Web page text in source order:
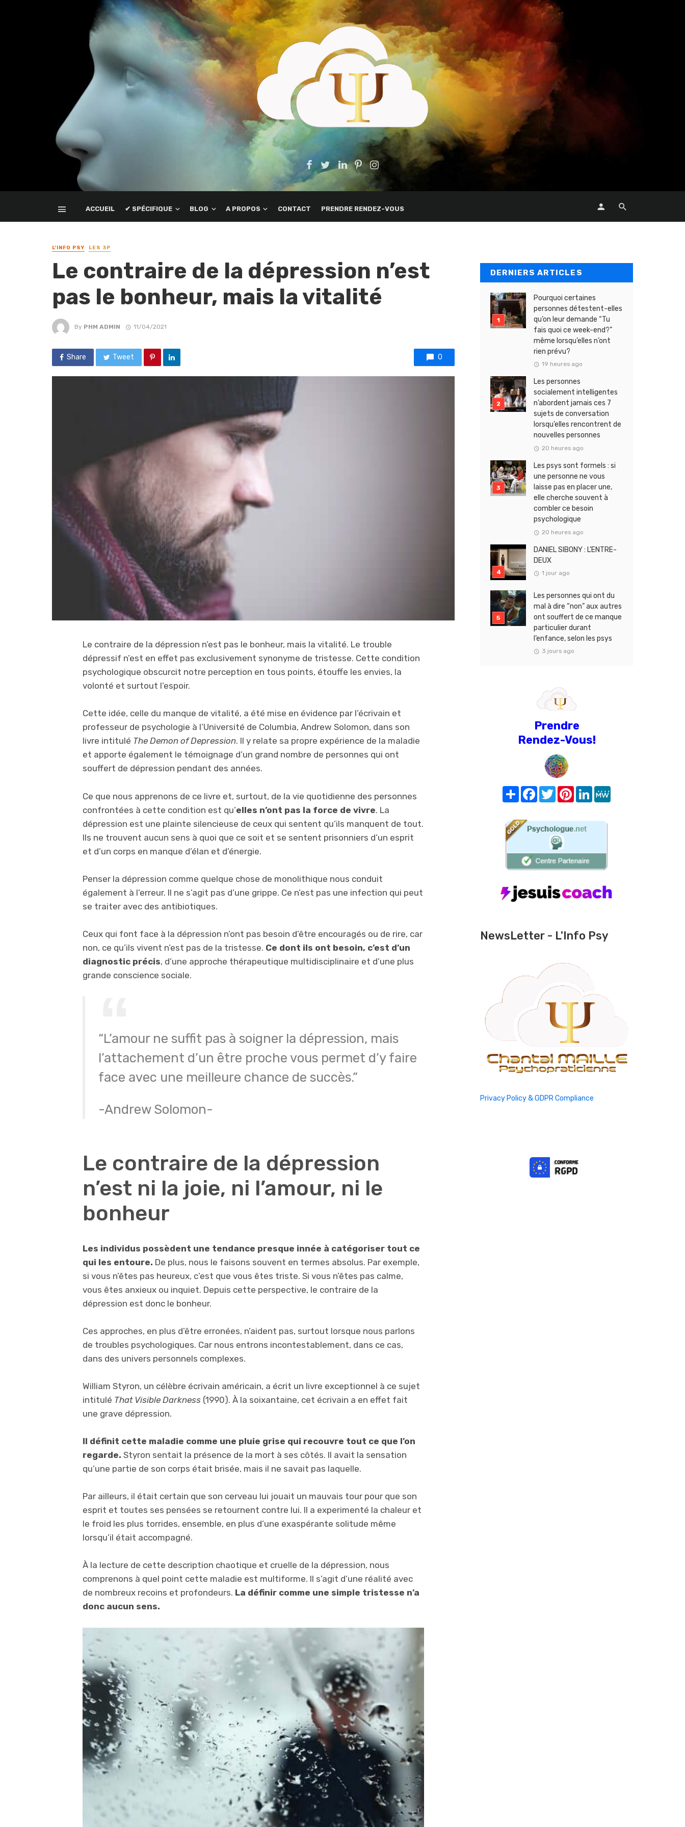
ACCUEIL ✔ SPÉCIFIQUE BLOG A PROPOS CONTACT PRENDRE RENDEZ-VOUS
L'INFO PSY LES 3P
Le contraire de la dépression n’est
pas le bonheur, mais la vitalité
By PHM ADMIN 11/04/2021
Share Tweet 0
Le contraire de la dépression n’est pas le bonheur, mais la vitalité. Le trouble
dépressif n’est en effet pas exclusivement synonyme de tristesse. Cette condition
psychologique obscurcit notre perception en tous points, étouffe les envies, la
volonté et surtout l’espoir.
Cette idée, celle du manque de vitalité, a été mise en évidence par l’écrivain et
professeur de psychologie à l’Université de Columbia, Andrew Solomon, dans son
livre intitulé The Demon of Depression. Il y relate sa propre expérience de la maladie
et apporte également le témoignage d’un grand nombre de personnes qui ont
souffert de dépression pendant des années.
Ce que nous apprenons de ce livre et, surtout, de la vie quotidienne des personnes
confrontées à cette condition est qu’elles n’ont pas la force de vivre. La
dépression est une plainte silencieuse de ceux qui sentent qu’ils manquent de tout.
Ils ne trouvent aucun sens à quoi que ce soit et se sentent prisonniers d’un esprit
et d’un corps en manque d’élan et d’énergie.
Penser la dépression comme quelque chose de monolithique nous conduit
également à l’erreur. Il ne s’agit pas d’une grippe. Ce n’est pas une infection qui peut
se traiter avec des antibiotiques.
Ceux qui font face à la dépression n’ont pas besoin d’être encouragés ou de rire, car
non, ce qu’ils vivent n’est pas de la tristesse. Ce dont ils ont besoin, c’est d’un
diagnostic précis, d’une approche thérapeutique multidisciplinaire et d’une plus
grande conscience sociale.
“L’amour ne suffit pas à soigner la dépression, mais
l’attachement d’un être proche vous permet d’y faire
face avec une meilleure chance de succès.”
-Andrew Solomon-
Le contraire de la dépression
n’est ni la joie, ni l’amour, ni le
bonheur
Les individus possèdent une tendance presque innée à catégoriser tout ce
qui les entoure. De plus, nous le faisons souvent en termes absolus. Par exemple,
si vous n’êtes pas heureux, c’est que vous êtes triste. Si vous n’êtes pas calme,
vous êtes anxieux ou inquiet. Depuis cette perspective, le contraire de la
dépression est donc le bonheur.
Ces approches, en plus d’être erronées, n’aident pas, surtout lorsque nous parlons
de troubles psychologiques. Car nous entrons incontestablement, dans ce cas,
dans des univers personnels complexes.
William Styron, un célèbre écrivain américain, a écrit un livre exceptionnel à ce sujet
intitulé That Visible Darkness (1990). À la soixantaine, cet écrivain a en effet fait
une grave dépression.
Il définit cette maladie comme une pluie grise qui recouvre tout ce que l’on
regarde. Styron sentait la présence de la mort à ses côtés. Il avait la sensation
qu’une partie de son corps était brisée, mais il ne savait pas laquelle.
Par ailleurs, il était certain que son cerveau lui jouait un mauvais tour pour que son
esprit et toutes ses pensées se retournent contre lui. Il a experimenté la chaleur et
le froid les plus torrides, ensemble, en plus d’une exaspérante solitude même
lorsqu’il était accompagné.
À la lecture de cette description chaotique et cruelle de la dépression, nous
comprenons à quel point cette maladie est multiforme. Il s’agit d’une réalité avec
de nombreux recoins et profondeurs. La définir comme une simple tristesse n’a
donc aucun sens.
DERNIERS ARTICLES
Pourquoi certaines
personnes détestent-elles
qu’on leur demande “Tu
fais quoi ce week-end?”
même lorsqu’elles n’ont
rien prévu?
19 heures ago
Les personnes
socialement intelligentes
n’abordent jamais ces 7
sujets de conversation
lorsqu’elles rencontrent de
nouvelles personnes
20 heures ago
Les psys sont formels : si
une personne ne vous
laisse pas en placer une,
elle cherche souvent à
combler ce besoin
psychologique
20 heures ago
DANIEL SIBONY : L’ENTRE-
DEUX
1 jour ago
Les personnes qui ont du
mal à dire “non” aux autres
ont souffert de ce manque
particulier durant
l’enfance, selon les psys
3 jours ago
Prendre
Rendez-Vous!
Share FacebookTwitterPinterest
LinkedIn
NewsLetter - L'Info Psy
Privacy Policy & GDPR Compliance